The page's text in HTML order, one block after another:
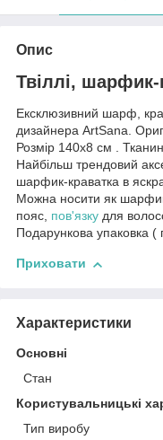
Опис
Твіллі, шарфик-
Ексклюзивний шарф,
дизайнера ArtSana.
Розмір 140х8 см .
Найбільш трендовий
шарфик-краватка в
Можна носити як
пояс, пов'язку для
Подарункова упаковка (
Приховати
Характеристики
Основні
Стан
Користувальницькі
Тип виробу